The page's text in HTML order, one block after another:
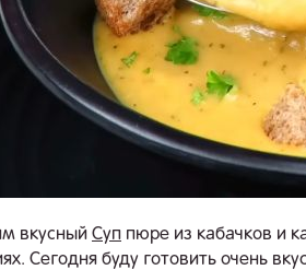
вкусный Суп пюре из кабачков и
Сегодня буду готовить очень